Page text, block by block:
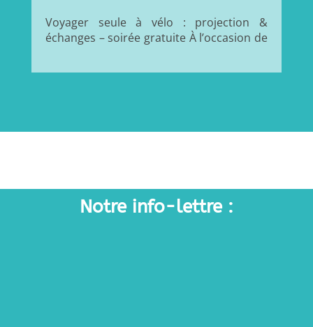
Voyager seule à vélo : projection &
échanges – soirée gratuite À l’occasion de
Notre info-lettre :